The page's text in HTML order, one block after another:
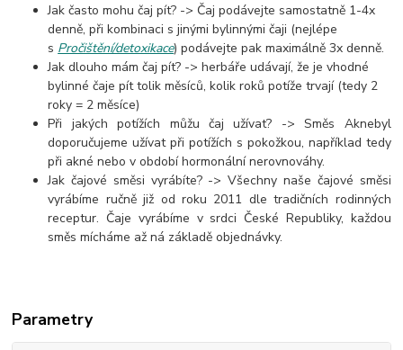
Jak často mohu čaj pít? -> Čaj podávejte samostatně 1-4x
denně, při kombinaci s jinými bylinnými čaji (nejlépe
s Pročištění/detoxikace) podávejte pak maximálně 3x denně.
Jak dlouho mám čaj pít? -> herbáře udávají, že je vhodné
bylinné čaje pít tolik měsíců, kolik roků potíže trvají (tedy 2
roky = 2 měsíce)
Při jakých potížích můžu čaj užívat? -> Směs Aknebyl
doporučujeme užívat při potížích s pokožkou, například tedy
při akné nebo v období hormonální nerovnováhy.
Jak čajové směsi vyrábíte? -> Všechny naše čajové směsi
vyrábíme ručně již od roku 2011 dle tradičních rodinných
receptur. Čaje vyrábíme v srdci České Republiky, každou
směs mícháme až ná základě objednávky.
Parametry